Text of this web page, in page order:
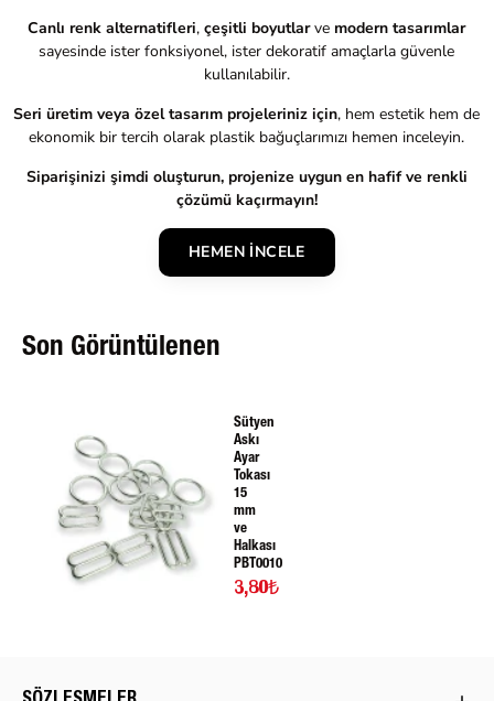
Canlı renk alternatifleri,çeşitli boyutlarve modern tasarımlar
sayesinde ister fonksiyonel, ister dekoratif amaçlarla güvenle
kullanılabilir.
Seri üretim veya özel tasarım projeleriniz için, hem estetik hem de
ekonomik bir tercih olarak plastik bağuçlarımızı hemen inceleyin.
Siparişinizi şimdi oluşturun, projenize uygun en hafif ve renkli
çözümü kaçırmayın!
HEMEN İNCELE
Son Görüntülenen
Sütyen
Askı
Ayar
Tokası
15
mm
ve
Halkası
PBT0010
3,80₺